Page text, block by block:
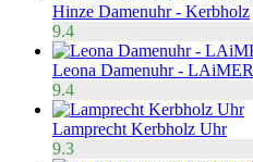
Hinze Damenuhr - Kerbholz
9.4
Leona Damenuhr - LAiMER
9.4
Lamprecht Kerbholz Uhr
9.3